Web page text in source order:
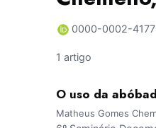
0000-0002-
1 artigo
O uso da
Matheus Gomes